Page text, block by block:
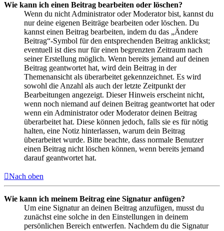
Wie kann ich einen Beitrag bearbeiten oder löschen?
Wenn du nicht Administrator oder Moderator bist, kannst du
nur deine eigenen Beiträge bearbeiten oder löschen. Du
kannst einen Beitrag bearbeiten, indem du das „Ändere
Beitrag“-Symbol für den entsprechenden Beitrag anklickst;
eventuell ist dies nur für einen begrenzten Zeitraum nach
seiner Erstellung möglich. Wenn bereits jemand auf deinen
Beitrag geantwortet hat, wird dein Beitrag in der
Themenansicht als überarbeitet gekennzeichnet. Es wird
sowohl die Anzahl als auch der letzte Zeitpunkt der
Bearbeitungen angezeigt. Dieser Hinweis erscheint nicht,
wenn noch niemand auf deinen Beitrag geantwortet hat oder
wenn ein Administrator oder Moderator deinen Beitrag
überarbeitet hat. Diese können jedoch, falls sie es für nötig
halten, eine Notiz hinterlassen, warum dein Beitrag
überarbeitet wurde. Bitte beachte, dass normale Benutzer
einen Beitrag nicht löschen können, wenn bereits jemand
darauf geantwortet hat.
Nach oben
Wie kann ich meinem Beitrag eine Signatur anfügen?
Um eine Signatur an deinen Beitrag anzufügen, musst du
zunächst eine solche in den Einstellungen in deinem
persönlichen Bereich entwerfen. Nachdem du die Signatur